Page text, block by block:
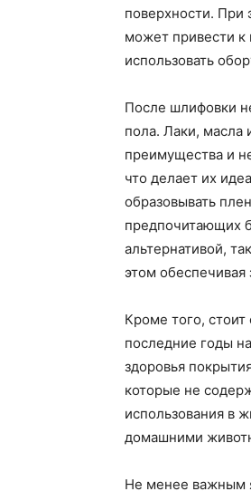
поверхности. При
может привести
использовать
После шлифовки
пола. Лаки, масла
преимущества и
что делает их
образовывать
предпочитающих
альтернативой,
этом обеспечивая
Кроме того,
последние годы
здоровья
которые не
использования в
домашними
Не менее важным